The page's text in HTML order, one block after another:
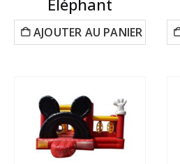
Éléphant
AJOUTER AU PANIER